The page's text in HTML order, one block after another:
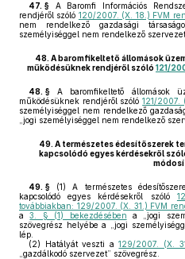
47. § A Baromfi Információs
rendjéről szóló 120/2007. (X. 18.) FVM
nem rendelkező gazdasági
személyiséggel nem rendelkező
48. A baromfikeltető állomások
működésüknek rendjéről szóló 121/
48. § A baromfikeltető állomások
működésüknek rendjéről szóló121/2007.
személyiséggel nem rendelkező
„jogi személyiséggel nem rendelkező
49. A természetes édesítőszerek
kapcsolódó egyes kérdésekről
49. § (1) A természetes
kapcsolódó egyes kérdésekről szóló
továbbiakban: 129/2007. (X. 31.) FVM
a3. § (1) bekezdésében a „jogi
szövegrész helyébe a „jogi
lép.
(2) Hatályát veszti a129/2007. (X.
„gazdálkodó szervezet” szövegrész.